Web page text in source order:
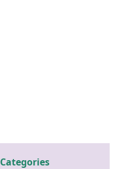
Categories